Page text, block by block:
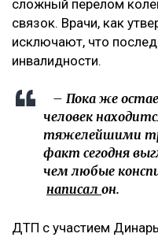
велосипедиста с
которое
травм. В их
разорванные
списке больных
ЗЧМТ и больше
указано, –
Что известно о
пострадавший